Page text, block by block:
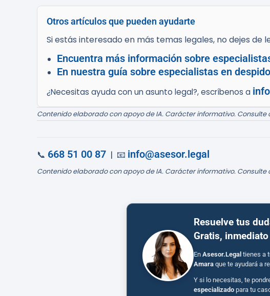
Otros artículos que pueden ayudarte
Si estás interesado en más temas legales, no dejes de
Encuentra más información sobre
En nuestra guía sobre especialistas en
¿Necesitas ayuda con un asunto legal?, escríbenos a
Contenido elaborado con apoyo de IA. Carácter informativo.
📞 668 51 00 87 | 📧 info@asesor.legal
Contenido elaborado con apoyo de IA. Carácter informativo.
Resuelve tus
Gratis,
En Asesor.Legal tienes a
Amara que te ayudará a
Y si lo necesitas, te
especializado para tu